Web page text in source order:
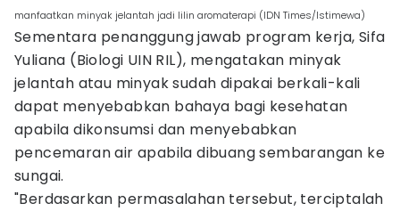
manfaatkan minyak jelantah jadi lilin aromaterapi (IDN Times/Istimewa)
Sementara penanggung jawab program kerja, Sifa
Yuliana (Biologi UIN RIL), mengatakan minyak
jelantah atau minyak sudah dipakai berkali-kali
dapat menyebabkan bahaya bagi kesehatan
apabila dikonsumsi dan menyebabkan
pencemaran air apabila dibuang sembarangan ke
sungai.
"Berdasarkan permasalahan tersebut, terciptalah